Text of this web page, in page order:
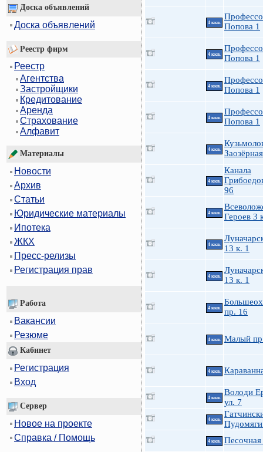
Доска объявлений
Доска объявлений
Реестр фирм
Реестр
Агентства
Застройщики
Кредитование
Аренда
Страхование
Алфавит
Материалы
Новости
Архив
Статьи
Юридические материалы
Ипотека
ЖКХ
Пресс-релизы
Регистрация прав
Работа
Вакансии
Резюме
Кабинет
Регистрация
Вход
Сервер
Новое на проекте
Справка / Помощь
4 ккв.
Попова 1
4 ккв.
Попова 1
4 ккв.
Попова 1
4 ккв.
Попова 1
4 ккв.
4 ккв.
Канала
96
4 ккв.
Героев 3
4 ккв.
13 к. 1
4 ккв.
13 к. 1
4 ккв.
пр. 16
4 ккв. Малый
4 ккв.
4 ккв.
Володи
ул. 7
4 ккв.
4 ккв.